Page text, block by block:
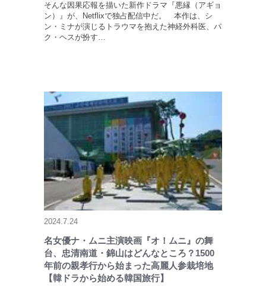
そんな因果応報を描いた新作ドラマ『悪縁（アギョ
ン）』が、Netflixで独占配信中だ。 本作は、シ
ン・ミナが演じるトラウマを抱えた神経外科医、パ
ク・ヘスが扮す…
2024.7.24
名女優ナ・ムニ主演映画『オ！ムニ』の舞
台、忠清南道・錦山はどんなところ？1500
年前の親孝行から始まった高麗人参栽培地
【韓ドラから始める韓国旅行】